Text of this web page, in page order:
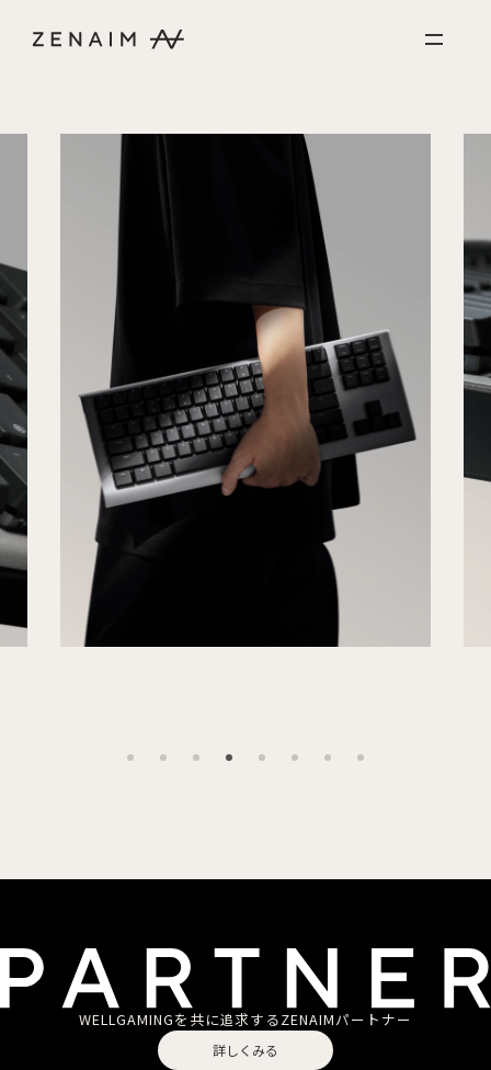
WELLGAMINGを共に追求するZENAIMパートナー
詳しくみる